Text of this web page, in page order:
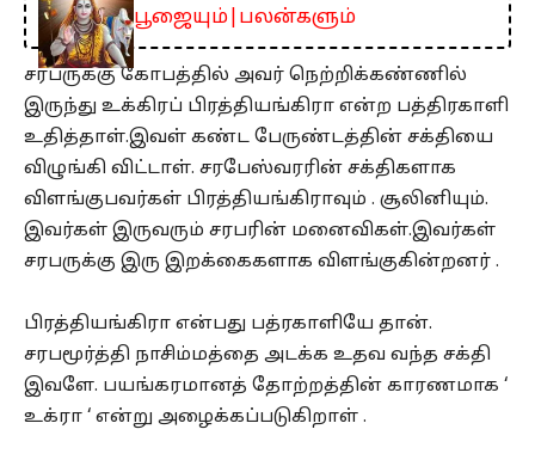
பூஜையும்|பலன்களும்
சரபருக்கு கோபத்தில் அவர் நெற்றிக்கண்ணில்
இருந்து உக்கிரப் பிரத்தியங்கிரா என்ற பத்திரகாளி
உதித்தாள்.இவள் கண்ட பேருண்டத்தின் சக்தியை
விழுங்கி விட்டாள். சரபேஸ்வரரின் சக்திகளாக
விளங்குபவர்கள் பிரத்தியங்கிராவும் . சூலினியும்.
இவர்கள் இருவரும் சரபரின் மனைவிகள்.இவர்கள்
சரபருக்கு இரு இறக்கைகளாக விளங்குகின்றனர் .
பிரத்தியங்கிரா என்பது பத்ரகாளியே தான்.
சரபமூர்த்தி நாசிம்மத்தை அடக்க உதவ வந்த சக்தி
இவளே. பயங்கரமானத் தோற்றத்தின் காரணமாக ‘
உக்ரா ‘ என்று அழைக்கப்படுகிறாள் .